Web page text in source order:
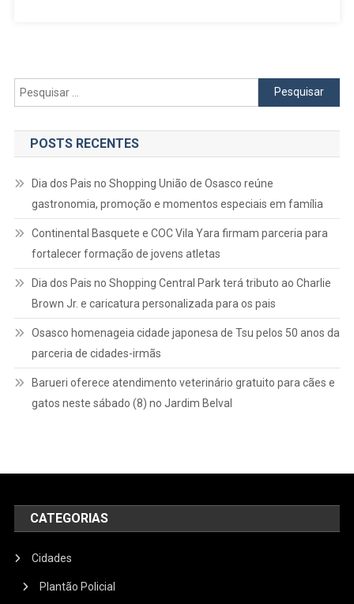
Pesquisar
por:
POSTS RECENTES
Dia dos Pais no Shopping União de Osasco reúne
gastronomia, promoção e momentos especiais em família
Continental Basquete e COC Vila Yara firmam parceria para
fortalecer formação de jovens atletas
Dia dos Pais no Shopping Central Park terá tributo ao Charlie
Brown Jr. e caricatura personalizada para os pais
Osasco homenageia cidade japonesa de Tsu pelos 50 anos da
parceria de cidades-irmãs
Barueri oferece atendimento veterinário gratuito para cães e
gatos neste sábado (8) no Jardim Belval
CATEGORIAS
Cidades
Plantão Policial